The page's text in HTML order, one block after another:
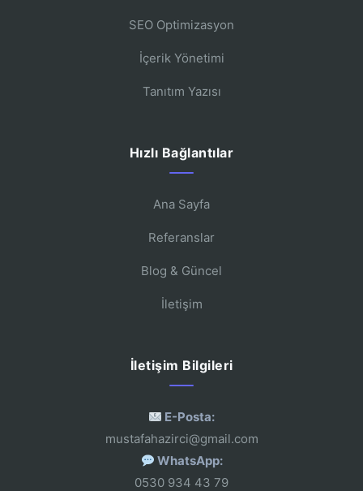
SEO Optimizasyon
İçerik Yönetimi
Tanıtım Yazısı
Hızlı Bağlantılar
Ana Sayfa
Referanslar
Blog & Güncel
İletişim
İletişim Bilgileri
E-Posta:
mustafahazirci@gmail.com
WhatsApp:
0530 934 43 79